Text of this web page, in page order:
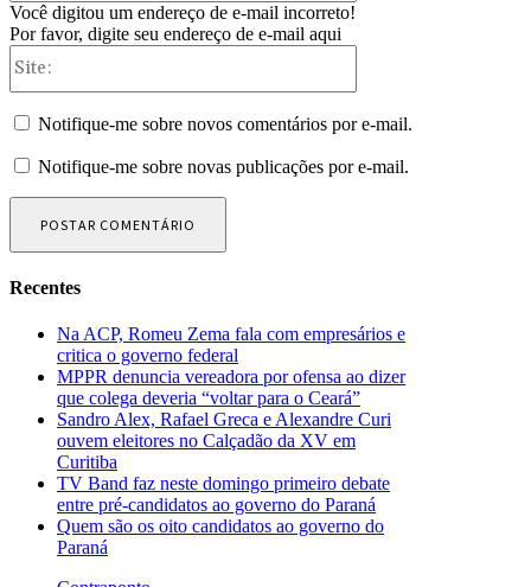
Você digitou um endereço de e-mail incorreto!
Por favor, digite seu endereço de e-mail aqui
Notifique-me sobre novos comentários por e-mail.
Notifique-me sobre novas publicações por e-mail.
Recentes
Na ACP, Romeu Zema fala com empresários e
critica o governo federal
MPPR denuncia vereadora por ofensa ao dizer
que colega deveria “voltar para o Ceará”
Sandro Alex, Rafael Greca e Alexandre Curi
ouvem eleitores no Calçadão da XV em
Curitiba
TV Band faz neste domingo primeiro debate
entre pré-candidatos ao governo do Paraná
Quem são os oito candidatos ao governo do
Paraná